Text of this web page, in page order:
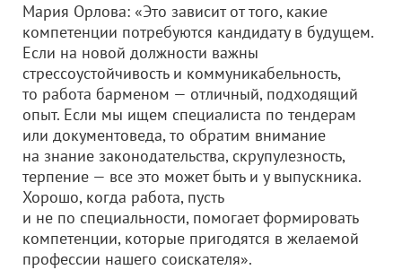
Мария Орлова: «Это зависит от того, какие
компетенции потребуются кандидату в будущем.
Если на новой должности важны
стрессоустойчивость и коммуникабельность,
то работа барменом — отличный, подходящий
опыт. Если мы ищем специалиста по тендерам
или документоведа, то обратим внимание
на знание законодательства, скрупулезность,
терпение — все это может быть и у выпускника.
Хорошо, когда работа, пусть
и не по специальности, помогает формировать
компетенции, которые пригодятся в желаемой
профессии нашего соискателя».